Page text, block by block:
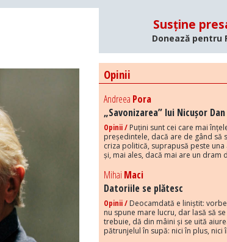
Susține
Donează pentru
Opinii
Andreea Pora
„Savonizarea” lui Nicușor Dan
Opinii / Puțini sunt cei care mai
președintele, dacă are de gând să
criza politică, suprapusă peste
și, mai ales, dacă mai are un dram
Mihai Maci
Datoriile se plătesc
Opinii / Deocamdată e liniștit:
nu spune mare lucru, dar lasă să
trebuie, dă din mâini și se uită
pătrunjelul în supă: nici în plus, nici